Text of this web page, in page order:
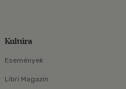
Kultúra
Események
Libri Magazin